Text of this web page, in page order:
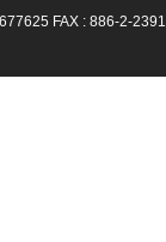
FAX : 886-2-